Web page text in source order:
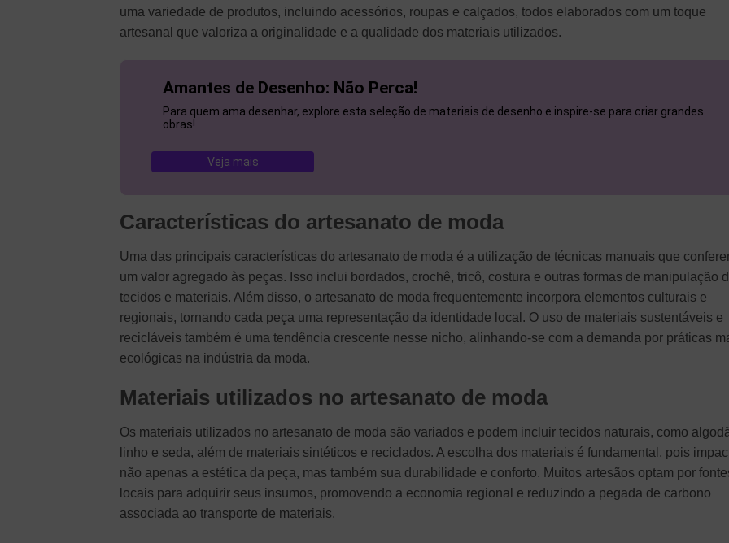
uma variedade de produtos, incluindo acessórios, roupas e calçados, todos elaborados com um toque
artesanal que valoriza a originalidade e a qualidade dos materiais utilizados.
Amantes de Desenho: Não Perca!
Para quem ama desenhar, explore esta seleção de materiais de desenho e inspire-se para criar grandes
obras!
Veja mais
Características do artesanato de moda
Uma das principais características do artesanato de moda é a utilização de técnicas manuais que
um valor agregado às peças. Isso inclui bordados, crochê, tricô, costura e outras formas de manipulação
tecidos e materiais. Além disso, o artesanato de moda frequentemente incorpora elementos culturais e
regionais, tornando cada peça uma representação da identidade local. O uso de materiais sustentáveis e
recicláveis também é uma tendência crescente nesse nicho, alinhando-se com a demanda por práticas
ecológicas na indústria da moda.
Materiais utilizados no artesanato de moda
Os materiais utilizados no artesanato de moda são variados e podem incluir tecidos naturais, como
linho e seda, além de materiais sintéticos e reciclados. A escolha dos materiais é fundamental, pois
não apenas a estética da peça, mas também sua durabilidade e conforto. Muitos artesãos optam por
locais para adquirir seus insumos, promovendo a economia regional e reduzindo a pegada de carbono
associada ao transporte de materiais.